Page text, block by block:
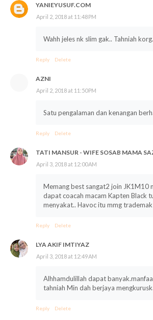
YANIEYUSUF.COM
April 2, 2018 at 11:48 PM
Wahh jeles nk slim gak.. Tahniah
Reply Delete
AZNI
April 2, 2018 at 11:50 PM
Satu pengalaman dan kenangan
Reply Delete
TATI MANSUR - WIFE SOSAB MAMA
April 3, 2018 at 12:00 AM
Memang best sangat2 join JK1M10
dapat coacah macam Kapten Black
menyakat.. Havoc itu mmg trademak
Reply Delete
LYA AKIF IMTIYAZ
April 3, 2018 at 12:49 AM
Alhhamdulillah dapat
tahniah Min dah berjaya
Reply Delete